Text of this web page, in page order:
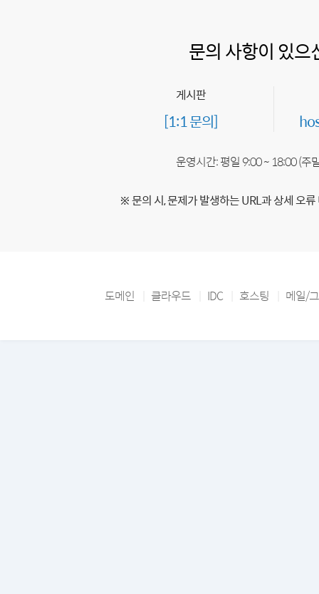
문의 사항이 있으
게시판
[1:1 문의]
운영시간: 평일 9:00 ~ 18:00 (주
※ 문의 시, 문제가 발생하는 URL과 상세 오
도메인 클라우드 IDC 호스팅 메일/